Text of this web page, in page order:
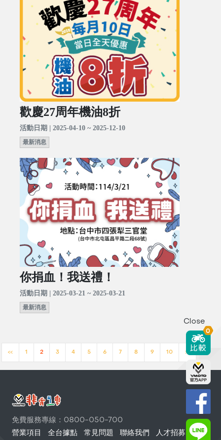
歡慶27周年機油8折
活動日期 | 2025-04-10 ~ 2025-12-10
最新消息
你捐血！我送禮！
活動日期 | 2025-03-21 ~ 2025-03-21
最新消息
<< 1 2 3 4 5 6 7 8 9 10 >>
免費服務專線：0800-050-700
營業項目
全台據點 常見問題 聯絡我們 人才招募
Close
0